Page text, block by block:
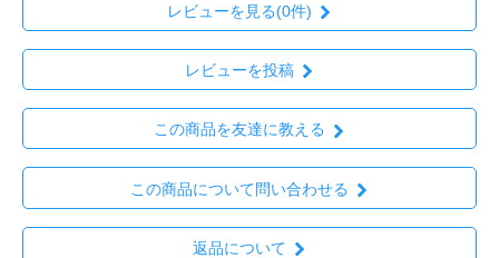
レビューを見る(0件)
レビューを投稿
この商品を友達に教える
この商品について問い合わせる
返品について